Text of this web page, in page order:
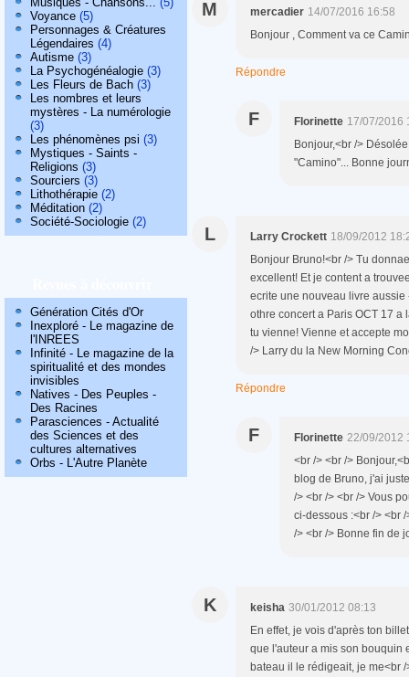
Voyance (5)
Personnages & Créatures
Légendaires (4)
Autisme (3)
La Psychogénéalogie (3)
Les Fleurs de Bach (3)
Les nombres et leurs
mystères - La numérologie
(3)
Les phénomènes psi (3)
Mystiques - Saints -
Religions (3)
Sourciers (3)
Lithothérapie (2)
Méditation (2)
Société-Sociologie (2)
Génération Cités d'Or
Inexploré - Le magazine de
l'INREES
Infinité - Le magazine de la
spiritualité et des mondes
invisibles
Natives - Des Peuples -
Des Racines
Parasciences - Actualité
des Sciences et des
cultures alternatives
Orbs - L'Autre Planète
M mercadier 14/07/2016 16:58
Bonjour , Comment va ce
Répondre
F Florinette 17/07/2016
Bonjour,<br />
"Camino"... Bonne
L Larry Crockett 18/09/2012
Bonjour Bruno!<br /> Tu
excellent! Et je content a
ecrite une nouveau livre
othre concert a Paris OCT 17 a
tu vienne! Vienne et accepte
/> Larry du la New Morning
Répondre
F Florinette 22/09/2012
<br /> <br />
blog de Bruno, j'ai
/> <br /> <br /> Vous
ci-dessous :<br /> <br
/> <br /> Bonne fin de
K keisha 30/01/2012 08:13
En effet, je vois d'après ton
que l'auteur a mis son bouquin
bateau il le rédigeait, je me<br